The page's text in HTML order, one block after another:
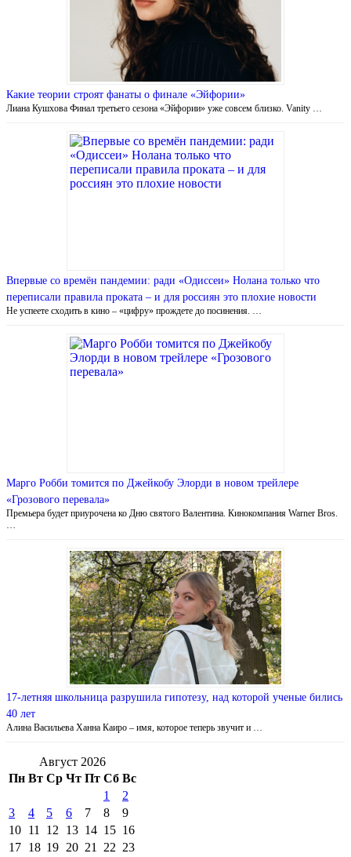
Какие теории строят фанаты о финале «Эйфории»
Лиана Кушхова Финал третьего сезона «Эйфории» уже совсем близко. Vanity …
Впервые со времён пандемии: ради «Одиссеи» Нолана только что
переписали правила проката – и для россиян это плохие новости
Не успеете сходить в кино – «цифру» прождете до посинения. …
Марго Робби томится по Джейкобу Элорди в новом трейлере
«Грозового перевала»
Премьера будет приурочена ко Дню святого Валентина. Кинокомпания Warner Bros.
17-летняя школьница разрушила гипотезу, над которой ученые бились
40 лет
Алина Васильева Ханна Каиро – имя, которое теперь звучит и …
Август 2026
Пн Вт Ср Чт Пт Сб Вс
1
2
3
4 5 6 7 8
9
10 11 12 13 14 15 16
17 18 19 20 21 22 23